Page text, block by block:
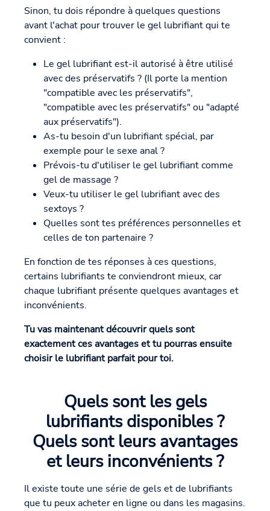
Sinon, tu dois répondre à quelques questions
avant l'achat pour trouver le gel lubrifiant qui te
convient :
Le gel lubrifiant est-il autorisé à être utilisé
avec des préservatifs ? (Il porte la mention
"compatible avec les préservatifs",
"compatible avec les préservatifs" ou "adapté
aux préservatifs").
As-tu besoin d'un lubrifiant spécial, par
exemple pour le sexe anal ?
Prévois-tu d'utiliser le gel lubrifiant comme
gel de massage ?
Veux-tu utiliser le gel lubrifiant avec des
sextoys ?
Quelles sont tes préférences personnelles et
celles de ton partenaire ?
En fonction de tes réponses à ces questions,
certains lubrifiants te conviendront mieux, car
chaque lubrifiant présente quelques avantages et
inconvénients.
Tu vas maintenant découvrir quels sont
exactement ces avantages et tu pourras ensuite
choisir le lubrifiant parfait pour toi.
Quels sont les gels
lubrifiants disponibles ?
Quels sont leurs avantages
et leurs inconvénients ?
Il existe toute une série de gels et de lubrifiants
que tu peux acheter en ligne ou dans les magasins.